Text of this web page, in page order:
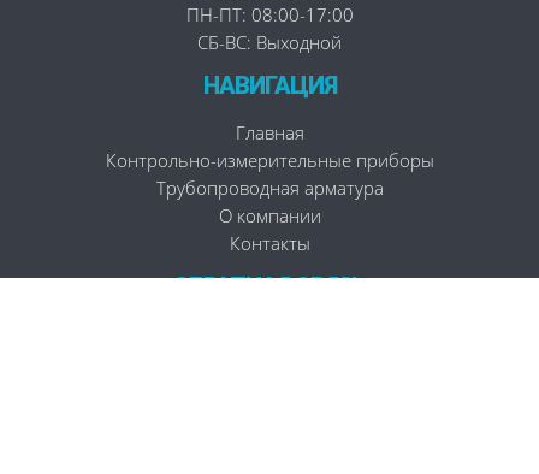
ПН-ПТ: 08:00-17:00
СБ-ВС: Выходной
НАВИГАЦИЯ
Главная
Контрольно-измерительные приборы
Трубопроводная арматура
О компании
Контакты
ОБРАТНАЯ СВЯЗЬ